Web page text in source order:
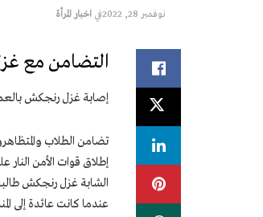
نوفمبر 28, 2022 في اخبار المرأة
التضامن مع غزل رنجكش في
إصابة غزل رنجكش
تضامن الطلاب
إطلاق قوات الأمن
عندما كانت عائدة إلى